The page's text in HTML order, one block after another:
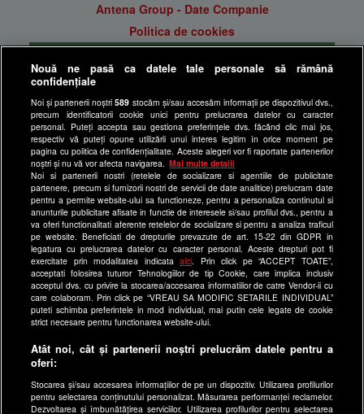
Antena Group - Date Companie
Politica de cookies
Politica de confidentialitate
Anunturi gratuite pe Lajumate.ro
Ultimele Stiri
Program Happy Channel
Echipa editorială
Site-uri Antena Group
a1.ro
antenastars.ro
as.ro
catine.ro
chefi.ro
deparinti.ro
medicool.ro
spynews.ro
Nouă ne pasă ca datele tale personale să rămână
confidențiale
Noi și partenerii noștri589 stocăm și/sau accesăm informații pe dispozitivul dvs.,
precum identificatorii cookie unici pentru prelucrarea datelor cu caracter
personal. Puteți accepta sau gestiona preferințele dvs. făcând clic mai jos,
respectiv vă puteți opune utilizării unui interes legitim în orice moment pe
pagina cu politica de confidențialitate. Aceste alegeri vor fi raportate partenerilor
noștri și nu vă vor afecta navigarea.
Mai multe detalii
Noi si partenerii nostri (retelele de socializare si agentiile de publicitate
partenere, precum si furnizorii nostri de servicii de date analitice) prelucram date
pentru a permite website-ului sa functioneze, pentru a personaliza continutul si
anunturile publicitare afisate in functie de interesele si/sau profilul dvs., pentru a
va oferi functionalitati aferente retelelor de socializare si pentru a analiza traficul
pe website. Beneficiati de drepturile prevazute de art. 15-22 din GDPR in
legatura cu prelucrarea datelor cu caracter personal. Aceste drepturi pot fi
exercitate prin modalitatea indicataaici . Prin click pe “ACCEPT TOATE”,
acceptati folosirea tuturor Tehnologiilor de tip Cookie, care implica inclusiv
acceptul dvs. cu privire la stocarea/accesarea informatiilor de catre Vendor-ii cu
care colaboram. Prin click pe “VREAU SA MODIFIC SETARILE INDIVIDUAL”
puteti schimba preferintele in mod individual, mai putin cele legate de cookie
strict necesare pentru functionarea website-ului.
Atât noi, cât și partenerii noștri prelucrăm datele pentru a
oferi:
Stocarea și/sau accesarea informațiilor de pe un dispozitiv. Utilizarea profilurilor
pentru selectarea conținutului personalizat. Măsurarea performanței reclamelor.
Dezvoltarea și îmbunătățirea serviciilor. Utilizarea profilurilor pentru selectarea